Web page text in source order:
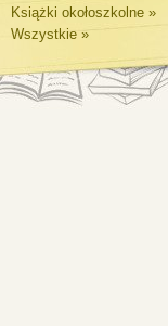
Książki okołoszkolne »
Wszystkie »